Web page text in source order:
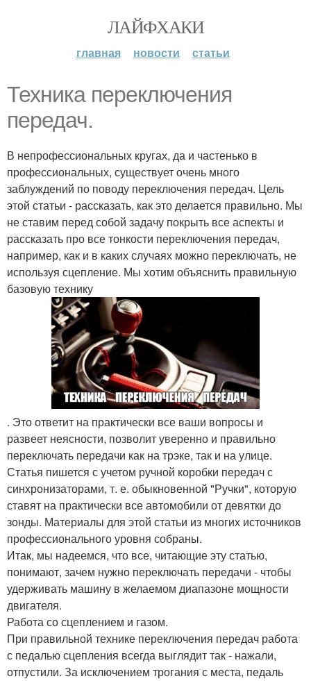
ЛАЙФХАКИ
главная новости статьи
Техника переключения
передач.
В непрофессиональных кругах, да и частенько в
профессиональных, существует очень много
заблуждений по поводу переключения передач. Цель
этой статьи - рассказать, как это делается правильно. Мы
не ставим перед собой задачу покрыть все аспекты и
рассказать про все тонкости переключения передач,
например, как и в каких случаях можно переключать, не
используя сцепление. Мы хотим объяснить правильную
базовую технику
. Это ответит на практически все ваши вопросы и
развеет неясности, позволит уверенно и правильно
переключать передачи как на трэке, так и на улице.
Статья пишется с учетом ручной коробки передач с
синхронизаторами, т. е. обыкновенной "Ручки", которую
ставят на практически все автомобили от девятки до
зонды. Материалы для этой статьи из многих источников
профессионального уровня собраны.
Итак, мы надеемся, что все, читающие эту статью,
понимают, зачем нужно переключать передачи - чтобы
удерживать машину в желаемом диапазоне мощности
двигателя.
Работа со сцеплением и газом.
При правильной технике переключения передач работа
с педалью сцепления всегда выглядит так - нажали,
отпустили. За исключением трогания с места, педаль